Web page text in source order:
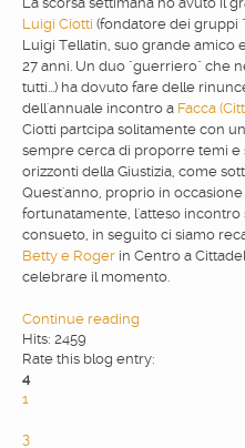
Luigi Ciotti (fondatore dei gruppi
Luigi Tellatin, suo grande amico
27 anni. Un duo "guerriero" che
tutti...) ha dovuto fare delle
dell'annuale incontro a Facca
Ciotti partcipa solitamente con
sempre cerca di proporre temi
orizzonti della Giustizia, come
Quest'anno, proprio in
fortunatamente, l'atteso
consueto, in seguito ci siamo
Betty e Roger in Centro a
celebrare il momento.
Continue reading
Hits: 2459
Rate this blog entry:
4
1
3